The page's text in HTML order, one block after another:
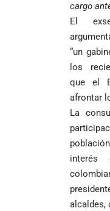
cargo
El
“un
los
que el
afrontar
La
interés
alcaldes,
Jesús Hincapié
Álzate,
sacerdote de la
Diócesis de
Girardota, Párroco
de Yolombo
lo
la